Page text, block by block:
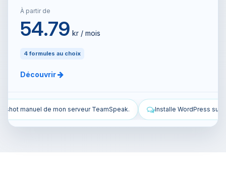
À partir de
54.79 kr / mois
4 formules au choix
Découvrir
Installe WordPress sur mon VPS et configure-le. Sécurise